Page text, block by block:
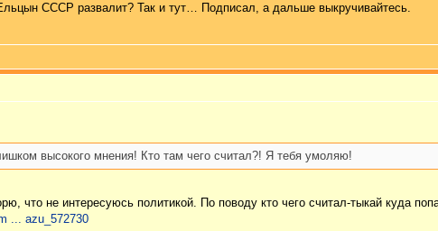
СССР развалит? Так и тут… Подписал, а дальше выкручивайтесь.
высокого мнения! Кто там чего считал?! Я тебя умоляю!
что не интересуюсь политикой. По поводу кто чего считал-тыкай куда
... azu_572730